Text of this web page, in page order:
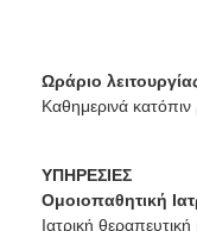
Ωράριο
Καθημερινά κατόπιν
ΥΠΗΡΕΣΙΕΣ
Ομοιοπαθητική
Ιατρική